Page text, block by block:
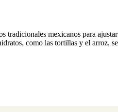
tradicionales mexicanos para
como las tortillas y el arroz,